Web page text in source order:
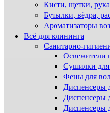
Кисти, щетки,
Бутылки, вёдра,
Ароматизаторы
Всё для клининга
Санитарно-
Освежители
Сушилки для
Фены для
Диспенсеры
Диспенсеры
Диспенсеры